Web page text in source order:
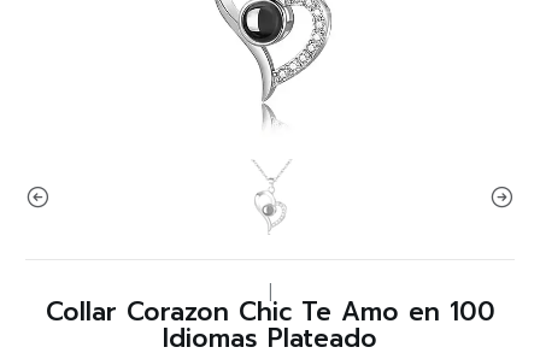
Collar Corazon Chic Te Amo en 100
Idiomas Plateado